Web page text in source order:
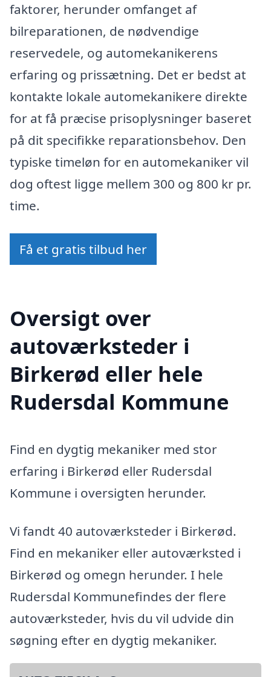
faktorer, herunder omfanget af
bilreparationen, de nødvendige
reservedele, og automekanikerens
erfaring og prissætning. Det er bedst at
kontakte lokale automekanikere direkte
for at få præcise prisoplysninger baseret
på dit specifikke reparationsbehov. Den
typiske timeløn for en automekaniker vil
dog oftest ligge mellem 300 og 800 kr pr.
time.
Få et gratis tilbud her
Oversigt over
autoværksteder i
Birkerød eller hele
Rudersdal Kommune
Find en dygtig mekaniker med stor
erfaring i Birkerød eller Rudersdal
Kommune i oversigten herunder.
Vi fandt 40 autoværksteder i Birkerød.
Find en mekaniker eller autoværksted i
Birkerød og omegn herunder. I hele
Rudersdal Kommunefindes der flere
autoværksteder, hvis du vil udvide din
søgning efter en dygtig mekaniker.